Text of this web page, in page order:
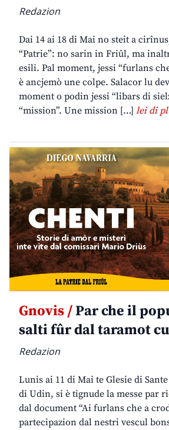
Redazion
Dai 14 ai 18 di Mai no steit a
“Patrie”: no sarin in Friûl, ma
esili. Pal moment, jessi “furlans
è ancjemò une colpe. Salacor lu
moment o podin jessi “libars di
“mission”. Une mission […] lei di
Gnovis /Par che il
salti fûr dal taramot
Redazion
Lunis ai 11 di Mai te Glesie di
di Udin, si è tignude la messe par
dal document “Ai furlans che a
partecipazion dal nestri vescul